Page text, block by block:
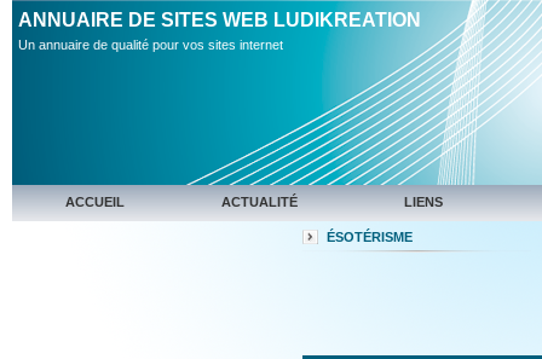
ANNUAIRE DE SITES WEB LUDIKREATION
Un annuaire de qualité pour vos sites internet
ACCUEIL ACTUALITÉ LIENS
ÉSOTÉRISME